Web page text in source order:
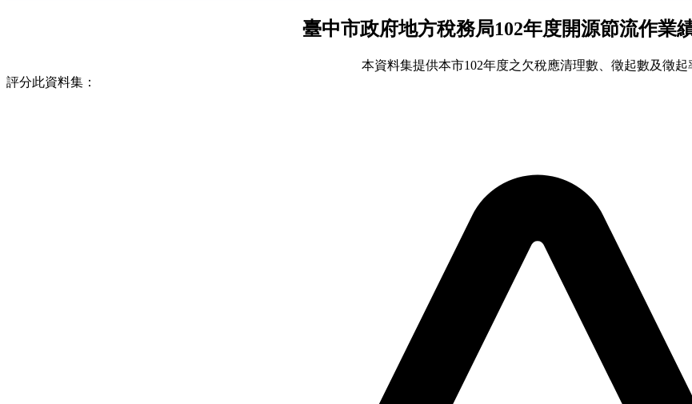
臺中市政府地方稅務局102年度開源節流作業
本資料集提供本市102年度之欠稅應清理數、徵起數及徵起
評分此資料集：